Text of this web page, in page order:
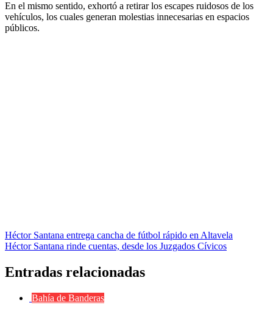
En el mismo sentido, exhortó a retirar los escapes ruidosos de los
vehículos, los cuales generan molestias innecesarias en espacios
públicos.
Navegación
de
entradas
Héctor Santana entrega cancha de fútbol rápido en Altavela
Héctor Santana rinde cuentas, desde los Juzgados Cívicos
Entradas relacionadas
Bahía de Banderas